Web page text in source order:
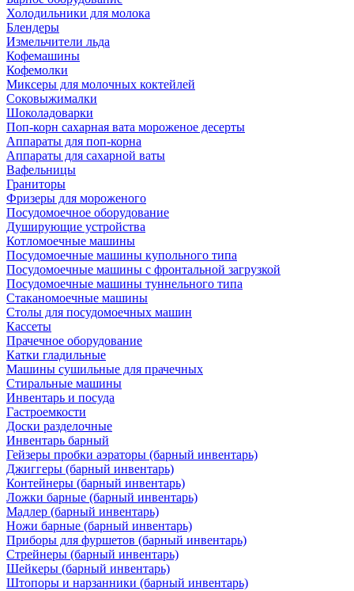
Холодильники для молока
Блендеры
Измельчители льда
Кофемашины
Кофемолки
Миксеры для молочных коктейлей
Соковыжималки
Шоколадоварки
Поп-корн сахарная вата мороженое десерты
Аппараты для поп-корна
Аппараты для сахарной ваты
Вафельницы
Граниторы
Фризеры для мороженого
Посудомоечное оборудование
Душирующие устройства
Котломоечные машины
Посудомоечные машины купольного типа
Посудомоечные машины с фронтальной загрузкой
Посудомоечные машины туннельного типа
Стаканомоечные машины
Столы для посудомоечных машин
Кассеты
Прачечное оборудование
Катки гладильные
Машины сушильные для прачечных
Стиральные машины
Инвентарь и посуда
Гастроемкости
Доски разделочные
Инвентарь барный
Гейзеры пробки аэраторы (барный инвентарь)
Джиггеры (барный инвентарь)
Контейнеры (барный инвентарь)
Ложки барные (барный инвентарь)
Мадлер (барный инвентарь)
Ножи барные (барный инвентарь)
Приборы для фуршетов (барный инвентарь)
Стрейнеры (барный инвентарь)
Шейкеры (барный инвентарь)
Штопоры и нарзанники (барный инвентарь)